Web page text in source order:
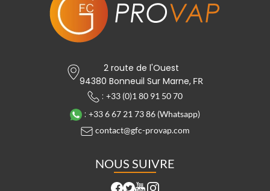
2 route de l'Ouest
94380 Bonneuil Sur Marne,FR
: +33 (0)1 80 91 50 70
: +33 6 67 21 73 86 (Whatsapp)
contact@gfc-provap.com
NOUS SUIVRE